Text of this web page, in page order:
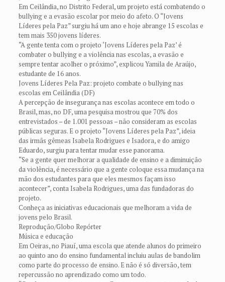
Em Ceilândia, no Distrito Federal, um projeto está combatendo o
bullying e a evasão escolar por meio do afeto. O “Jovens
Líderes pela Paz” surgiu há um ano e hoje abrange 15 escolas e
tem mais 350 jovens líderes.
“A gente tenta com o projeto ‘Jovens Líderes pela Paz’ é
combater o bullying e a violência nas escolas, a evasão e
sempre tentar acolher o próximo”, explicou Yamila de Araújo,
estudante de 16 anos.
Jovens Líderes Pela Paz: projeto combate o bullying nas
escolas em Ceilândia (DF)
A percepção de insegurança nas escolas acontece em todo o
Brasil, mas, no DF, uma pesquisa mostrou que 70% dos
entrevistados – de 1.001 pessoas – não consideram as escolas
públicas seguras. E o projeto “Jovens Líderes pela Paz”, ideia
das irmãs gêmeas Isabela Rodrigues e Isadora, e do amigo
Eduardo, surgiu para tentar mudar esse panorama.
“Se a gente quer melhorar a qualidade de ensino e a diminuição
da violência, é necessário que a gente coloque essa mudança na
mão dos estudantes para que eles mesmos façam isso
acontecer”, conta Isabela Rodrigues, uma das fundadoras do
projeto.
Conheça as iniciativas educacionais que melhoram a vida de
jovens pelo Brasil.
Reprodução/Globo Repórter
Música e educação
Em Oeiras, no Piauí, uma escola que atende alunos do primeiro
ao quinto ano do ensino fundamental incluiu aulas de bandolim
como parte do processo de ensino. E não é só diversão, tem
repercussão no aprendizado como um todo.